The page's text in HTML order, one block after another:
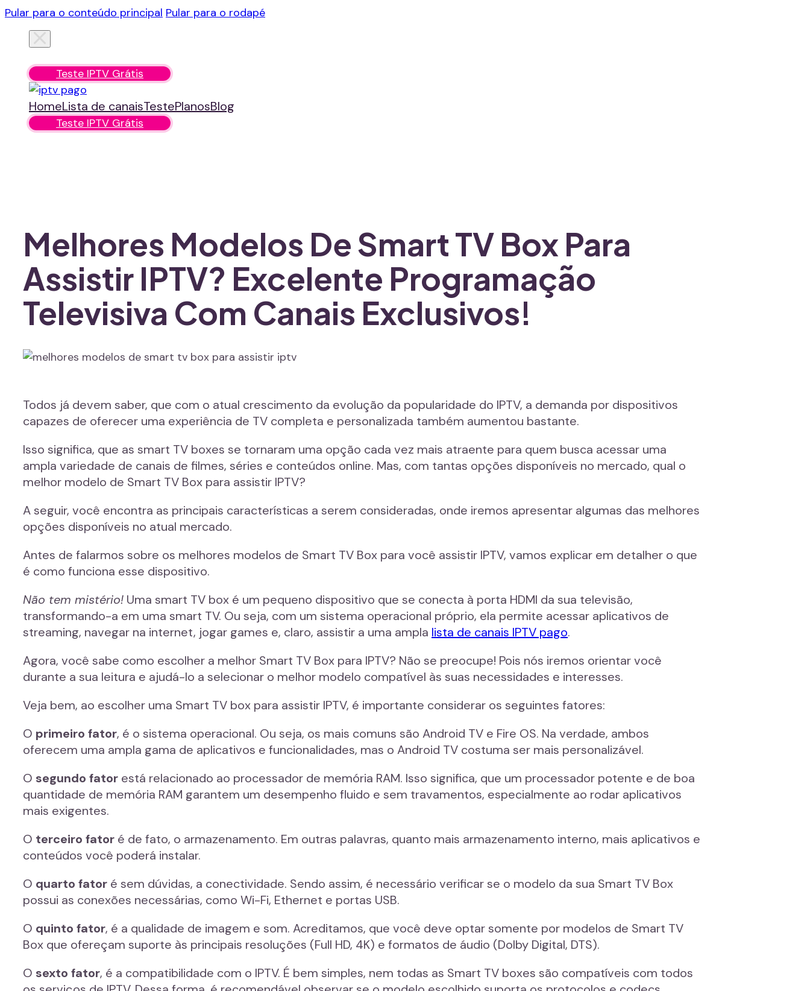
Pular para o conteúdo principal Pular para o rodapé
Teste IPTV Grátis
HomeLista de canaisTestePlanosBlog
Teste IPTV Grátis
Melhores Modelos De Smart TV Box Para
Assistir IPTV? Excelente Programação
Televisiva Com Canais Exclusivos!
Todos já devem saber, que com o atual crescimento da evolução da popularidade do IPTV, a demanda por dispositivos
capazes de oferecer uma experiência de TV completa e personalizada também aumentou bastante.
Isso significa, que as smart TV boxes se tornaram uma opção cada vez mais atraente para quem busca acessar uma
ampla variedade de canais de filmes, séries e conteúdos online. Mas, com tantas opções disponíveis no mercado, qual o
melhor modelo de Smart TV Box para assistir IPTV?
A seguir, você encontra as principais características a serem consideradas, onde iremos apresentar algumas das melhores
opções disponíveis no atual mercado.
Antes de falarmos sobre os melhores modelos de Smart TV Box para você assistir IPTV, vamos explicar em detalher o que
é como funciona esse dispositivo.
Não tem mistério! Uma smart TV box é um pequeno dispositivo que se conecta à porta HDMI da sua televisão,
transformando-a em uma smart TV. Ou seja, com um sistema operacional próprio, ela permite acessar aplicativos de
streaming, navegar na internet, jogar games e, claro, assistir a uma ampla lista de canais IPTV pago.
Agora, você sabe como escolher a melhor Smart TV Box para IPTV? Não se preocupe! Pois nós iremos orientar você
durante a sua leitura e ajudá-lo a selecionar o melhor modelo compatível às suas necessidades e interesses.
Veja bem, ao escolher uma Smart TV box para assistir IPTV, é importante considerar os seguintes fatores:
O primeiro fator, é o sistema operacional. Ou seja, os mais comuns são Android TV e Fire OS. Na verdade, ambos
oferecem uma ampla gama de aplicativos e funcionalidades, mas o Android TV costuma ser mais personalizável.
O segundo fator está relacionado ao processador de memória RAM. Isso significa, que um processador potente e de boa
quantidade de memória RAM garantem um desempenho fluido e sem travamentos, especialmente ao rodar aplicativos
mais exigentes.
O terceiro fator é de fato, o armazenamento. Em outras palavras, quanto mais armazenamento interno, mais aplicativos e
conteúdos você poderá instalar.
O quarto fator é sem dúvidas, a conectividade. Sendo assim, é necessário verificar se o modelo da sua Smart TV Box
possui as conexões necessárias, como Wi-Fi, Ethernet e portas USB.
O quinto fator, é a qualidade de imagem e som. Acreditamos, que você deve optar somente por modelos de Smart TV
Box que ofereçam suporte às principais resoluções (Full HD, 4K) e formatos de áudio (Dolby Digital, DTS).
O sexto fator, é a compatibilidade com o IPTV. É bem simples, nem todas as Smart TV boxes são compatíveis com todos